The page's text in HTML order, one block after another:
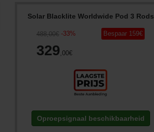
Solar Blacklite Worldwide Pod 3 Rods
488,00€ -33%
329,00€
Bespaar 159€
Oproepsignaal beschikbaarheid